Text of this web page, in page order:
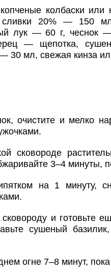
колбаски или
20% — 150
лук — 60 г, чеснок
— щепотка,
30 мл, свежая кинза
очистите и мелко
сковороде
3–4 минуты,
на 1 минуту,
и готовьте
сушеный
огне 7–8 минут, пока